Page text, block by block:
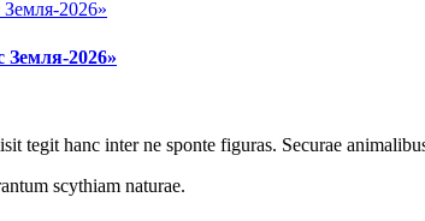
Земля-2026»
tegit hanc inter ne sponte figuras. Securae
scythiam naturae.